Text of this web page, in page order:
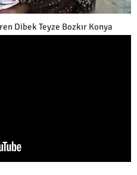
Dibek Teyze Bozkır Konya